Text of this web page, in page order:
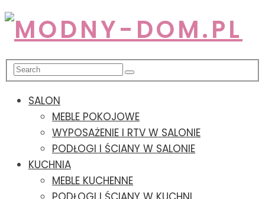
SALON
MEBLE POKOJOWE
WYPOSAŻENIE I RTV W SALONIE
PODŁOGI I ŚCIANY W SALONIE
KUCHNIA
MEBLE KUCHENNE